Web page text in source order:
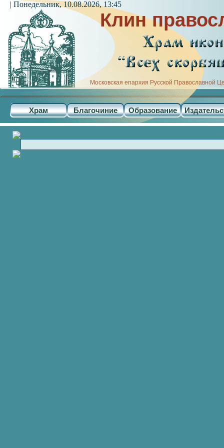
Клин
Московская епархия Русской Православной
Храм Благочиние Образование
| Понедельник, 10.08.2026, 13:45